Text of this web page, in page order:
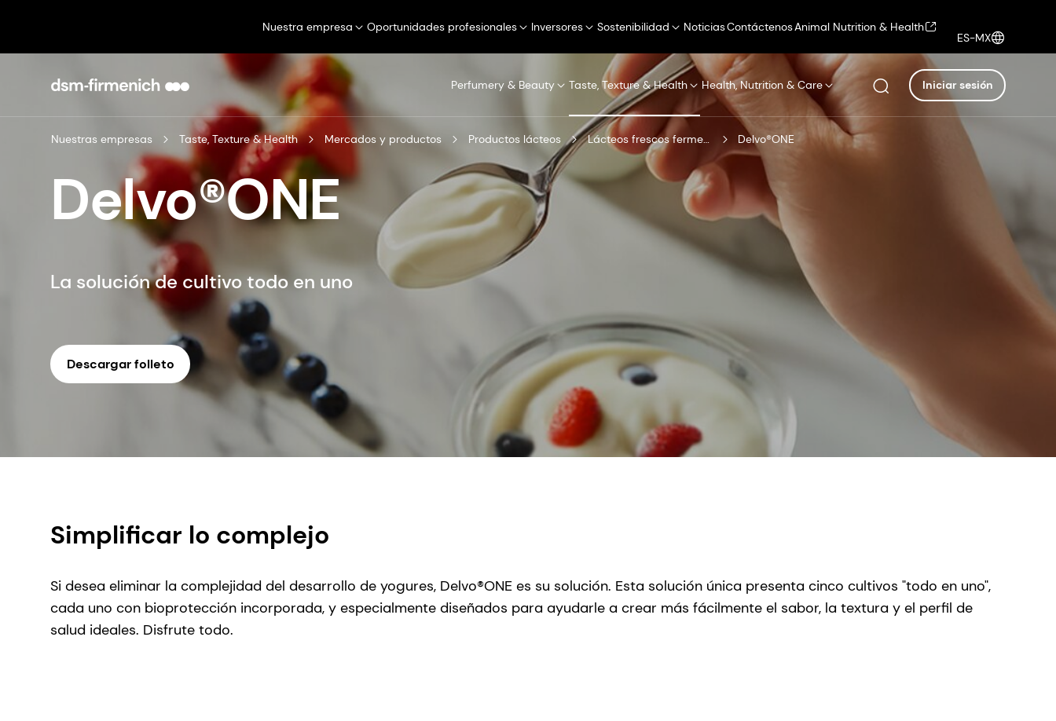
Nuestra empresa Oportunidades profesionales Inversores Sostenibilidad NoticiasContáctenosAnimal Nutrition & Health
ES-MX
Perfumery & Beauty Taste, Texture & Health Health, Nutrition & Care Iniciar sesión
Nuestras empresas Taste, Texture & Health Mercados y productos Productos lácteos Lácteos frescos fermentados Delvo®ONE
Delvo®ONE
La solución de cultivo todo en uno
Descargar folleto
Simplificar lo complejo
Si desea eliminar la complejidad del desarrollo de yogures, Delvo®ONE es su solución. Esta solución única presenta cinco cultivos "todo en uno",
cada uno con bioprotección incorporada, y especialmente diseñados para ayudarle a crear más fácilmente el sabor, la textura y el perfil de
salud ideales. Disfrute todo.